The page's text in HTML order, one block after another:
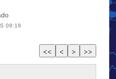
09:19